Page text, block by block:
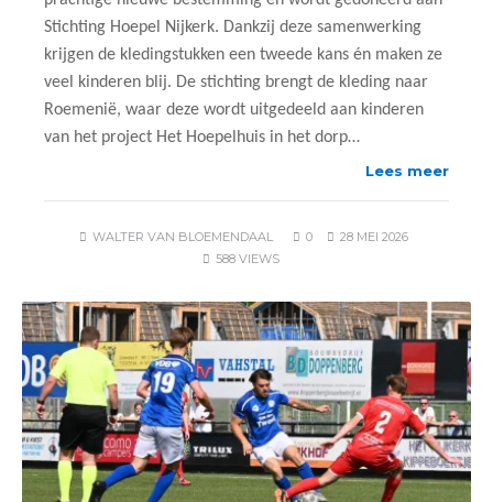
Stichting Hoepel Nijkerk. Dankzij deze samenwerking
krijgen de kledingstukken een tweede kans én maken ze
veel kinderen blij. De stichting brengt de kleding naar
Roemenië, waar deze wordt uitgedeeld aan kinderen
van het project Het Hoepelhuis in het dorp…
Lees meer
WALTER VAN BLOEMENDAAL 0
28 MEI 2026
588 VIEWS